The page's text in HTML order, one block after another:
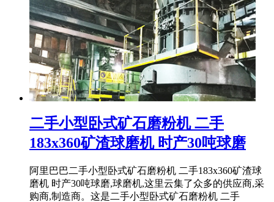
二手小型卧式矿石磨粉机 二手
183x360矿渣球磨机 时产30吨球磨
阿里巴巴二手小型卧式矿石磨粉机 二手183x360矿渣球
磨机 时产30吨球磨,球磨机,这里云集了众多的供应商,采
购商,制造商。这是二手小型卧式矿石磨粉机 二手